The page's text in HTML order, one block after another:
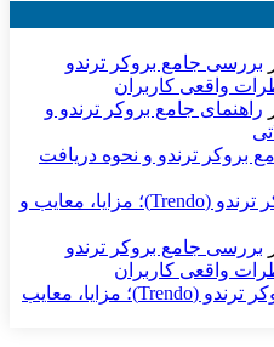
بررسی جامع بروکر ترندو
راهنمای جامع بروکر ترندو و
بروکر ترندو و نحوه دریافت
بررسی جامع بروکر ترندو (Trendo)؛ مزایا، معایب و
بررسی جامع بروکر ترندو
بررسی جامع بروکر ترندو (Trendo)؛ مزایا، معایب